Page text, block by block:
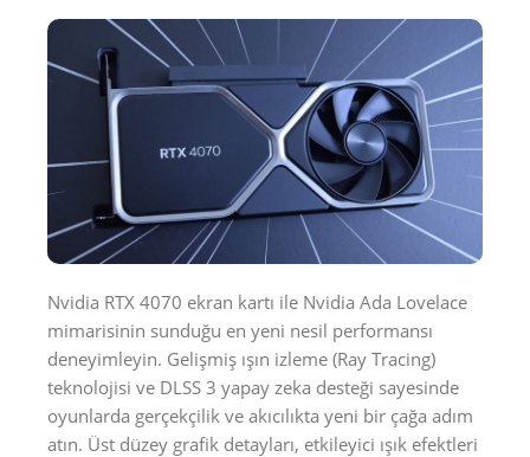
Nvidia RTX 4070 ekran kartı ile Nvidia Ada Lovelace
mimarisinin sunduğu en yeni nesil performansı
deneyimleyin. Gelişmiş ışın izleme (Ray Tracing)
teknolojisi ve DLSS 3 yapay zeka desteği sayesinde
oyunlarda gerçekçilik ve akıcılıkta yeni bir çağa adım
atın. Üst düzey grafik detayları, etkileyici ışık efektleri